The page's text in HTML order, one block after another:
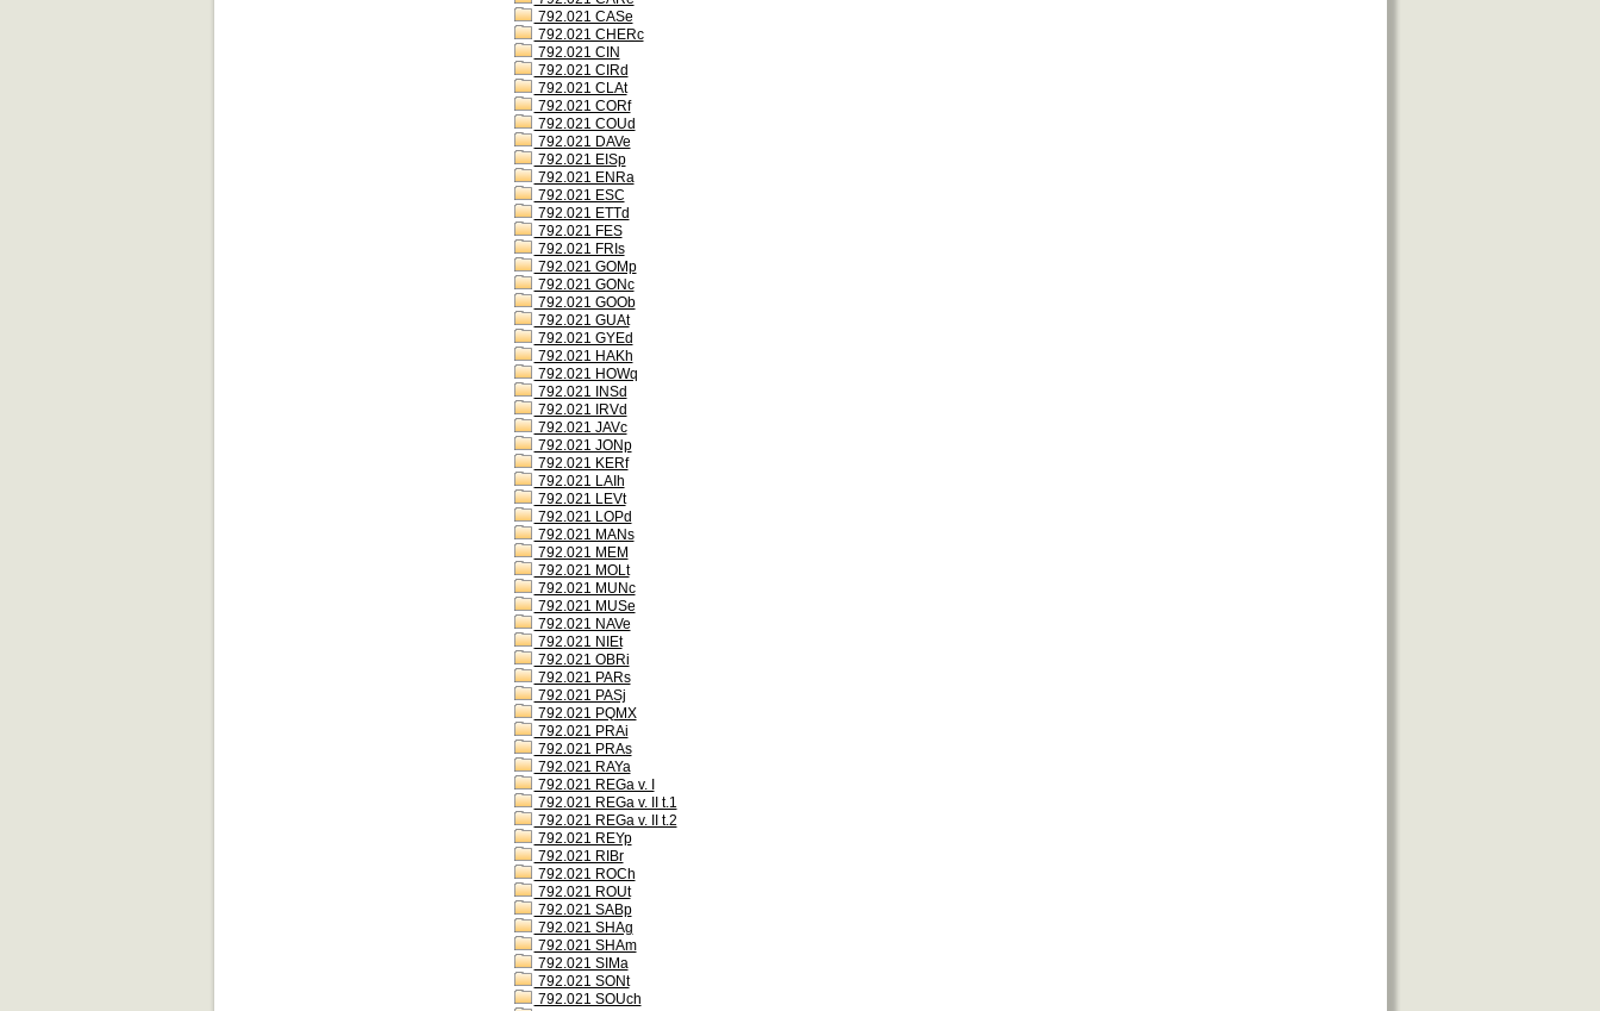
792.021 CASe
792.021 CHERc
792.021 CIN
792.021 CIRd
792.021 CLAt
792.021 CORf
792.021 COUd
792.021 DAVe
792.021 EISp
792.021 ENRa
792.021 ESC
792.021 ETTd
792.021 FES
792.021 FRIs
792.021 GOMp
792.021 GONc
792.021 GOOb
792.021 GUAt
792.021 GYEd
792.021 HAKh
792.021 HOWq
792.021 INSd
792.021 IRVd
792.021 JAVc
792.021 JONp
792.021 KERf
792.021 LAIh
792.021 LEVt
792.021 LOPd
792.021 MANs
792.021 MEM
792.021 MOLt
792.021 MUNc
792.021 MUSe
792.021 NAVe
792.021 NIEt
792.021 OBRi
792.021 PARs
792.021 PASj
792.021 PQMX
792.021 PRAi
792.021 PRAs
792.021 RAYa
792.021 REGa v. I
792.021 REGa v. II t.1
792.021 REGa v. II t.2
792.021 REYp
792.021 RIBr
792.021 ROCh
792.021 ROUt
792.021 SABp
792.021 SHAg
792.021 SHAm
792.021 SIMa
792.021 SONt
792.021 SOUch